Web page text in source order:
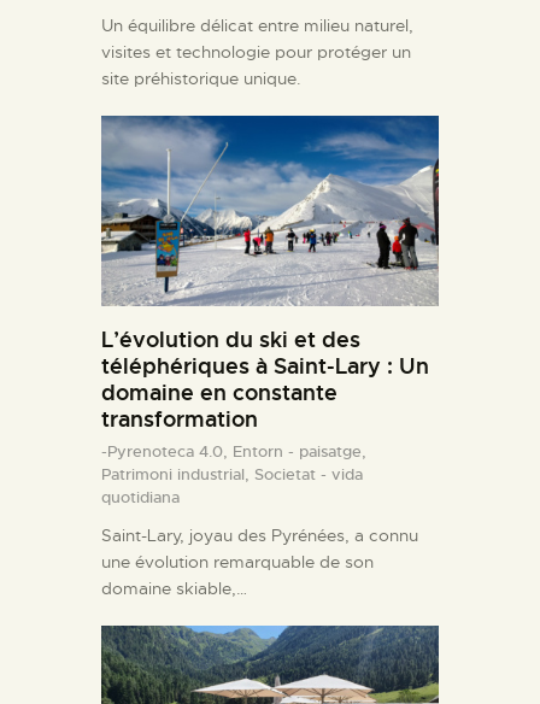
Un équilibre délicat entre milieu naturel,
visites et technologie pour protéger un
site préhistorique unique.
L’évolution du ski et des
téléphériques à Saint-Lary : Un
domaine en constante
transformation
-Pyrenoteca 4.0, Entorn - paisatge,
Patrimoni industrial, Societat - vida
quotidiana
Saint-Lary, joyau des Pyrénées, a connu
une évolution remarquable de son
domaine skiable,…